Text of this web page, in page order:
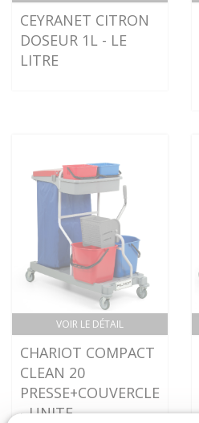
CEYRANET CITRON
DOSEUR 1L - LE
LITRE
VOIR LE DÉTAIL
CHARIOT COMPACT
CLEAN 20
PRESSE+COUVERCLE
- UNITE